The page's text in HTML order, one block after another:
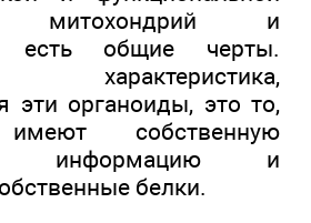
митохондрий и
есть общие черты.
эти органоиды, это то,
собственную
информацию и
белки.